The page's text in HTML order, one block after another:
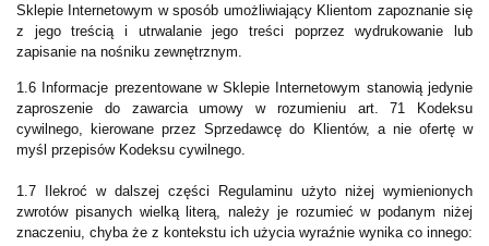
Sklepie Internetowym w sposób umożliwiający Klientom zapoznanie się
z jego treścią i utrwalanie jego treści poprzez wydrukowanie lub
zapisanie na nośniku zewnętrznym.
1.6 Informacje prezentowane w Sklepie Internetowym stanowią jedynie
zaproszenie do zawarcia umowy w rozumieniu art. 71 Kodeksu
cywilnego, kierowane przez Sprzedawcę do Klientów, a nie ofertę w
myśl przepisów Kodeksu cywilnego.
1.7 Ilekroć w dalszej części Regulaminu użyto niżej wymienionych
zwrotów pisanych wielką literą, należy je rozumieć w podanym niżej
znaczeniu, chyba że z kontekstu ich użycia wyraźnie wynika co innego: